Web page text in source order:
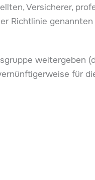
Versicherer,
Richtlinie
weitergeben
für